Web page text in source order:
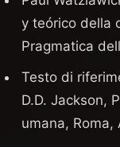
y teórico della
Pragmatica
Testo di
D.D. Jackson,
umana, Roma,